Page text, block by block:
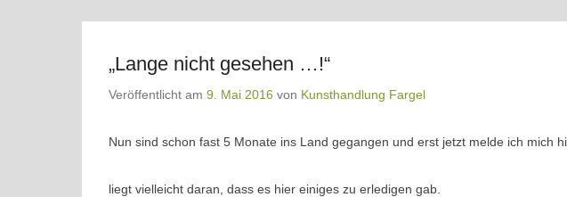
„Lange nicht gesehen …!“
Veröffentlicht am 9. Mai 2016 von Kunsthandlung Fargel
Nun sind schon fast 5 Monate ins Land gegangen und erst jetzt melde ich mich
liegt vielleicht daran, dass es hier einiges zu erledigen gab.